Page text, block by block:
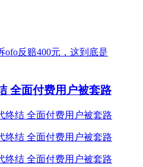
全面付费用户被套路